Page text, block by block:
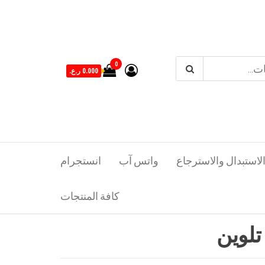
0
0.000 ر.ع.
انستجرام واتس آب والاسترجاع
كافة المنتجات